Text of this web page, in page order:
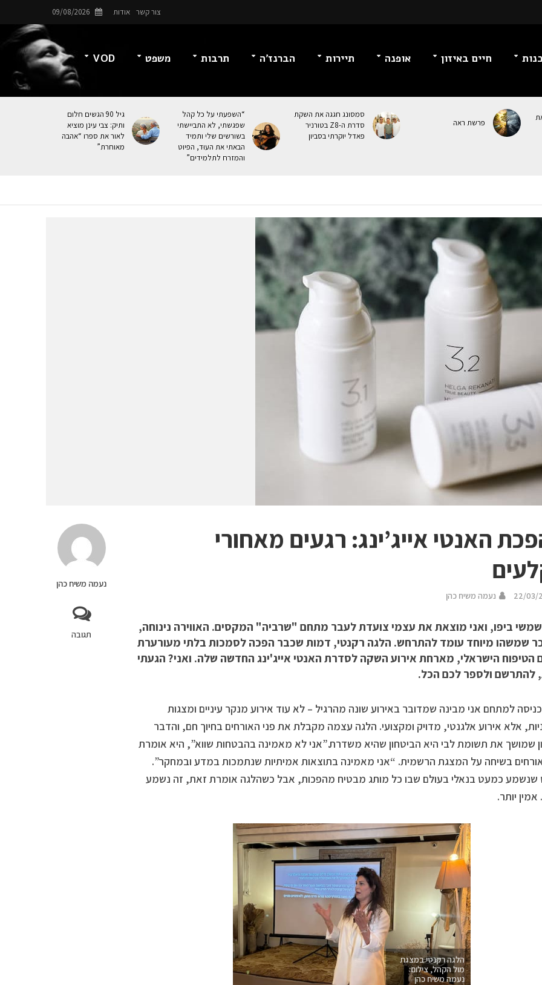
צור קשר אודות 09/08/2026
חיים באיזון אופנה תיירות הברנז’ה תרבות משפט VOD
פרשת ראה
סמסונג חגגה את השקת
סדרת ה-Z8 בטורניר
פאדל יוקרתי בסביון
“השפעתי על כל קהל
שפגשתי, לא התביישתי
בשורשים שלי ותמיד
הבאתי את העוּד, הפיוט
והמזרח לתלמידים”
גיל 90 הגשים חלום
ותיק: צבי עינן מוציא
לאור את ספרו “אהבה
מאוחרת”
נעמה משיח כהן
תגובה
האנטי אייג’ינג: רגעים מאחורי
22/03/ נעמה משיח כהן
ביפו, ואני מוצאת את עצמי צועדת לעבר מתחם "שרביה" המקסים. האווירה נינוחה,
שמשהו מיוחד עומד להתרחש. הלגה רקנטי, דמות שכבר הפכה לסמכות בלתי מעורערת
הטיפוח הישראלי, מארחת אירוע השקה לסדרת האנטי אייג'ינג החדשה שלה. ואני? הגעתי
להתרשם ולספר לכם הכל.
למתחם אני מבינה שמדובר באירוע שונה מהרגיל – לא עוד אירוע מנקר עיניים ומצגות
אלא אירוע אלגנטי, מדויק ומקצועי. הלגה עצמה מקבלת את פני האורחים בחיוך חם, והדבר
שמושך את תשומת לבי היא הביטחון שהיא משדרת.”אני לא מאמינה בהבטחות שווא”, היא אומרת
בשיחה על המצגת הרשמית. “אני מאמינה בתוצאות אמיתיות שנתמכות במדע ובמחקר”.
כמעט בנאלי בעולם שבו כל מותג מבטיח מהפכות, אבל כשהלגה אומרת זאת, זה נשמע
יותר.
הלגה רקנטי במצגת
מול הקהל, צילום:
נעמה משיח כהן